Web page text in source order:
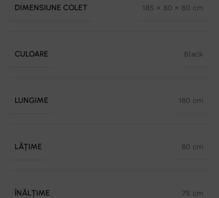
DIMENSIUNE COLET 185 × 80 × 80 cm
CULOARE Black
LUNGIME 180 cm
LĂȚIME 80 cm
ÎNĂLȚIME 75 cm